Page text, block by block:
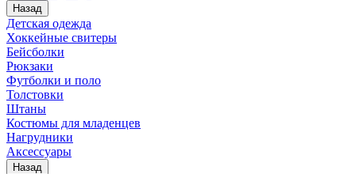
Назад
Детская одежда
Хоккейные свитеры
Бейсболки
Рюкзаки
Футболки и поло
Толстовки
Штаны
Костюмы для младенцев
Нагрудники
Аксессуары
Назад